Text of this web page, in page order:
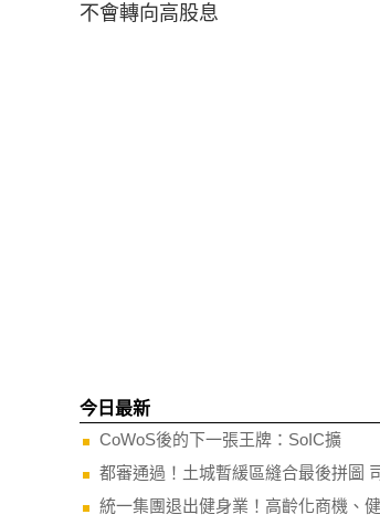
不會轉向高股息
今日最新
CoWoS後的下一張王牌：SoIC擴
都審通過！土城暫緩區縫合最後拼圖
統一集團退出健身業！高齡化商機、